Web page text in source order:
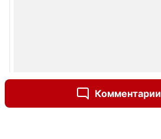
Комментарии